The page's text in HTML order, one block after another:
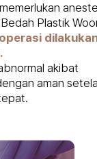
Plastik
akibat
aman